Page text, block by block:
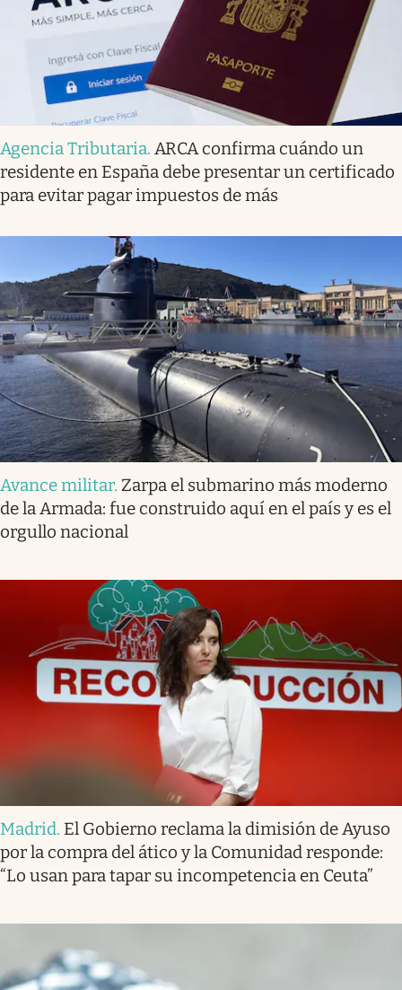
Agencia Tributaria. ARCA confirma cuándo un
residente en España debe presentar un certificado
para evitar pagar impuestos de más
Avance militar. Zarpa el submarino más moderno
de la Armada: fue construido aquí en el país y es el
orgullo nacional
Madrid. El Gobierno reclama la dimisión de Ayuso
por la compra del ático y la Comunidad responde:
“Lo usan para tapar su incompetencia en Ceuta”